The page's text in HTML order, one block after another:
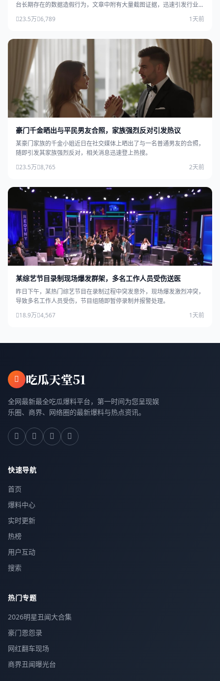
台长期存在的数据造假行为，文章中附有大量截图证据，迅速引发行业广
23.5万 6,789 1天前
豪门千金晒出与平民男友合照，家族强烈反对引发热议
某豪门家族的千金小姐近日在社交媒体上晒出了与一名普通男友的合照，
随即引发其家族强烈反对，相关消息迅速登上热搜。
23.5万 8,765 2天前
某综艺节目录制现场爆发群架，多名工作人员受伤送医
昨日下午，某热门综艺节目在录制过程中突发意外，现场爆发激烈冲突，
导致多名工作人员受伤，节目组随即暂停录制并报警处理。
18.9万 4,567 1天前
吃瓜天堂51
全网最新最全吃瓜爆料平台，第一时间为您呈现娱
乐圈、商界、网络圈的最新爆料与热点资讯。
快速导航
首页
爆料中心
实时更新
热榜
用户互动
搜索
热门专题
2026明星丑闻大合集
豪门恩怨录
网红翻车现场
商界丑闻曝光台